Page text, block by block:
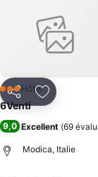
PartagerAjouter à
3 ÉtoilesHôtel
6Venti
9,0 Excellent (69
Modica, Italie